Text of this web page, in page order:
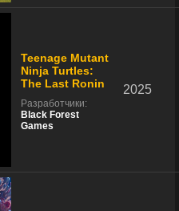
Teenage Mutant
Ninja Turtles:
The Last Ronin
Разработчики:
Black Forest
Games
2025